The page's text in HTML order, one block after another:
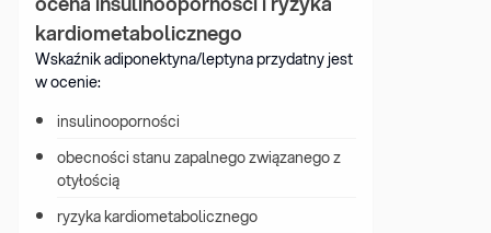
kardiometabolicznego
Wskaźnik adiponektyna/leptyna przydatny jest
w ocenie:
insulinooporności
obecności stanu zapalnego związanego z
otyłością
ryzyka kardiometabolicznego